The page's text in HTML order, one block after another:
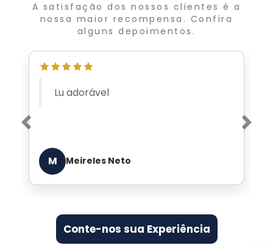
A satisfação dos nossos clientes é a
nossa maior recompensa. Confira
alguns depoimentos.
Atendimento VIP de quem
E Edgar de Arruda Lara
Previous
Conte-nos sua Experiência